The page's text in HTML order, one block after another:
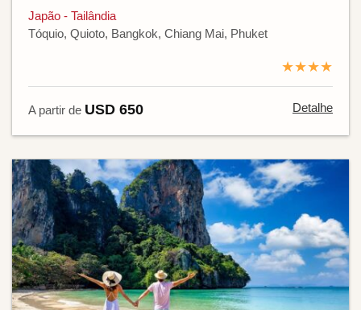
Japão - Tailândia
Tóquio, Quioto, Bangkok, Chiang Mai, Phuket
★★★★
A partir de USD 650 Detalhe